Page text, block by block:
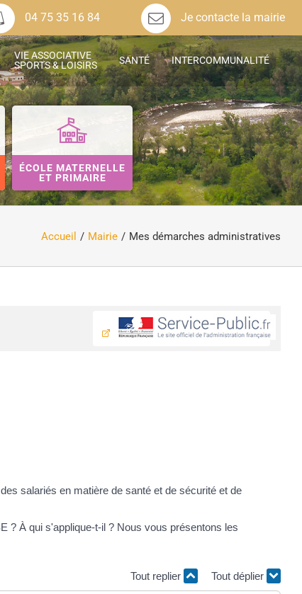
04 75 35 16 84 Je contacte la mairie
VIE ASSOCIATIVE
SPORTS & LOISIRS
SANTÉ INTERCOMMUNALITÉ
ÉCOLE MATERNELLE
ET PRIMAIRE
Accueil Mairie Mes démarches administratives
salariés en matière de santé et de sécurité et de
? À qui s'applique-t-il ? Nous vous présentons les
Tout replier Tout déplier